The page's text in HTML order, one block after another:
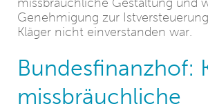
missbräuchliche Gestaltung und
Genehmigung zur
Kläger nicht einverstanden war.
Bundesfinanzhof:
missbräuchliche